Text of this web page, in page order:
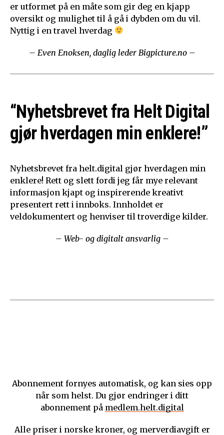
er utformet på en måte som gir deg en kjapp
oversikt og mulighet til å gå i dybden om du vil.
Nyttig i en travel hverdag
– Even Enoksen, daglig leder Bigpicture.no –
“Nyhetsbrevet fra Helt Digital
gjør hverdagen min enklere!”
Nyhetsbrevet fra helt.digital gjør hverdagen min
enklere! Rett og slett fordi jeg får mye relevant
informasjon kjapt og inspirerende kreativt
presentert rett i innboks. Innholdet er
veldokumentert og henviser til troverdige kilder.
– Web- og digitalt ansvarlig –
Abonnement fornyes automatisk, og kan sies opp
når som helst. Du gjør endringer i ditt
abonnement på medlem.helt.digital
Alle priser i norske kroner, og merverdiavgift er